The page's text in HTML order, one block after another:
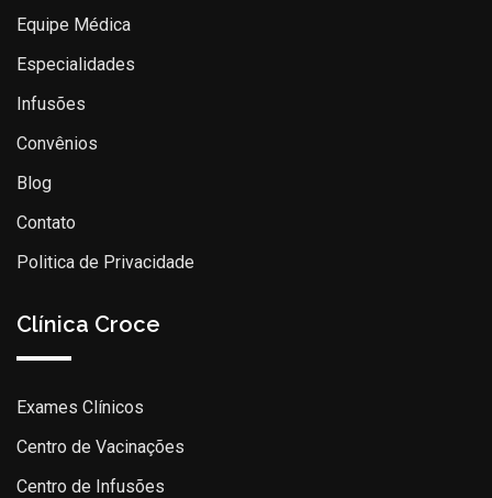
Equipe Médica
Especialidades
Infusões
Convênios
Blog
Contato
Politica de Privacidade
Clínica Croce
Exames Clínicos
Centro de Vacinações
Centro de Infusões